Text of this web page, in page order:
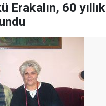
Erakalın, 60 yıllık